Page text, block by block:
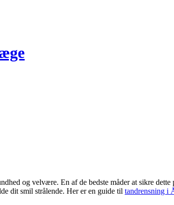
og velvære. En af de bedste måder at sikre
dit smil strålende. Her er en guide til tandrensning i